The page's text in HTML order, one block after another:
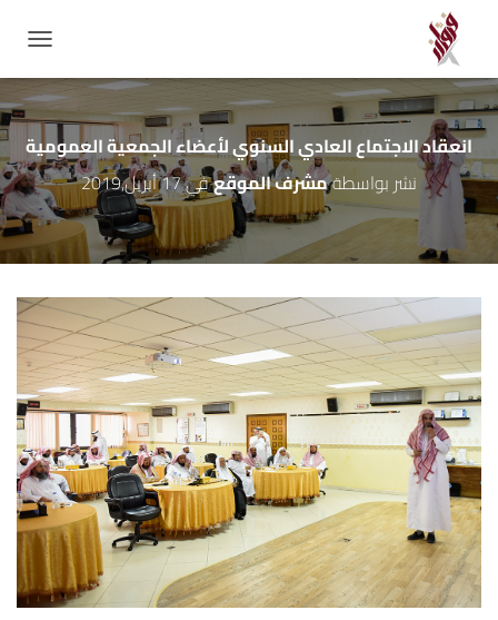
انعقاد الاجتماع العادي السنوي لأعضاء الجمعية العمومية
نشر بواسطةمشرف الموقعفي17 أبريل,2019